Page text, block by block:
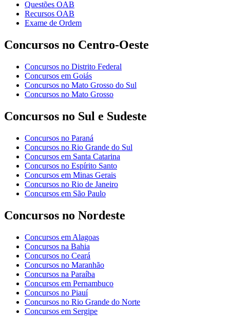
Questões OAB
Recursos OAB
Exame de Ordem
Concursos no Centro-Oeste
Concursos no Distrito Federal
Concursos em Goiás
Concursos no Mato Grosso do Sul
Concursos no Mato Grosso
Concursos no Sul e Sudeste
Concursos no Paraná
Concursos no Rio Grande do Sul
Concursos em Santa Catarina
Concursos no Espírito Santo
Concursos em Minas Gerais
Concursos no Rio de Janeiro
Concursos em São Paulo
Concursos no Nordeste
Concursos em Alagoas
Concursos na Bahia
Concursos no Ceará
Concursos no Maranhão
Concursos na Paraíba
Concursos em Pernambuco
Concursos no Piauí
Concursos no Rio Grande do Norte
Concursos em Sergipe